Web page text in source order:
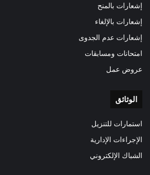
إشعارات بالمنح
إشعارات بالإلغاء
إشعارات عدم الجدوى
امتحانات ومسابقات
عروض عمل
الوثائق
استمارات للتنزيل
الإجراءات الإدارية
الشباك الإلكتروني